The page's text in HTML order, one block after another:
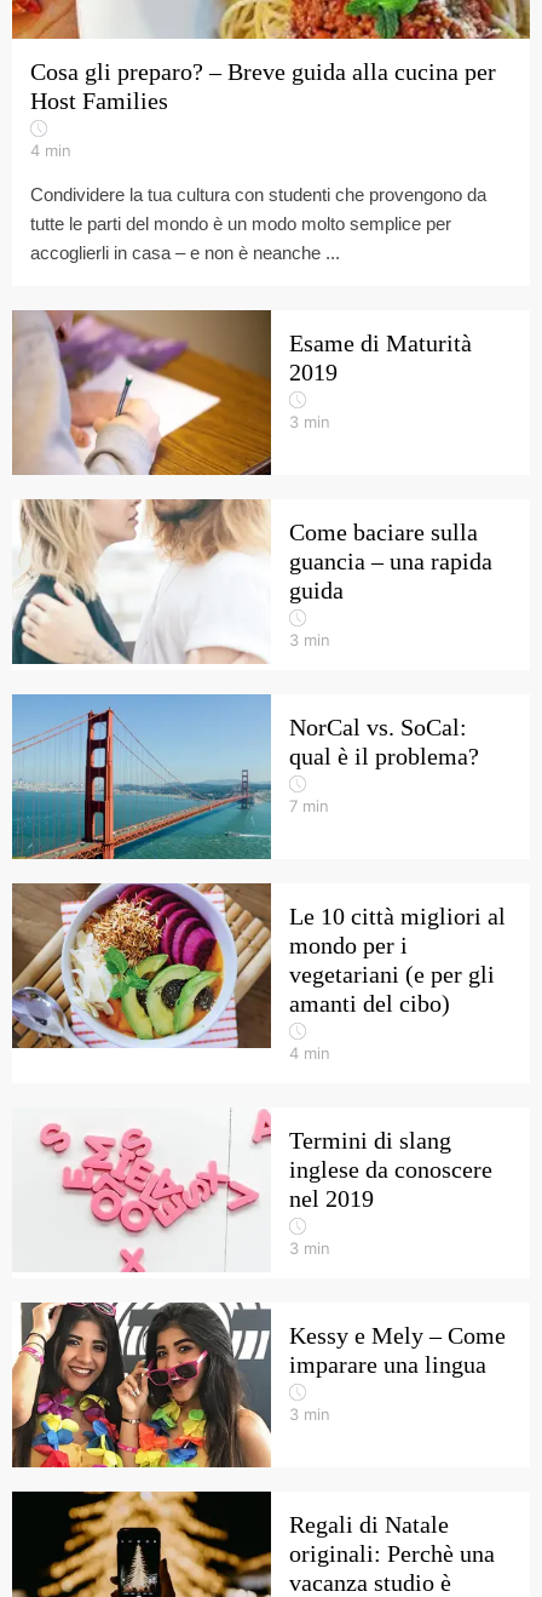
Cosa gli preparo? – Breve guida alla cucina per
Host Families
4 min
Condividere la tua cultura con studenti che provengono da
tutte le parti del mondo è un modo molto semplice per
accoglierli in casa – e non è neanche ...
Esame di Maturità
2019
3 min
Come baciare sulla
guancia – una rapida
guida
3 min
NorCal vs. SoCal:
qual è il problema?
7 min
Le 10 città migliori al
mondo per i
vegetariani (e per gli
amanti del cibo)
4 min
Termini di slang
inglese da conoscere
nel 2019
3 min
Kessy e Mely – Come
imparare una lingua
3 min
Regali di Natale
originali: Perchè una
vacanza studio è